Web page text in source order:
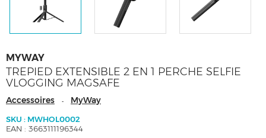
MYWAY
TREPIED EXTENSIBLE 2 EN 1 PERCHE SELFIE
VLOGGING MAGSAFE
Accessoires - MyWay
SKU : MWHOL0002
EAN : 3663111196344